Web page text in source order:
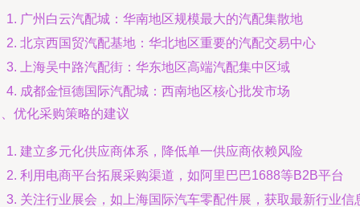
广州白云汽配城：华南地区规模最大的汽配集散地
北京西国贸汽配基地：华北地区重要的汽配交易中心
上海吴中路汽配街：华东地区高端汽配集中区域
成都金恒德国际汽配城：西南地区核心批发市场
优化采购策略的建议
建立多元化供应商体系，降低单一供应商依赖风险
利用电商平台拓展采购渠道，如阿里巴巴1688等B2B平台
关注行业展会，如上海国际汽车零配件展，获取最新行业信